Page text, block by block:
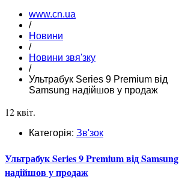
www.cn.ua
/
Новини
/
Новини звя'зку
/
Ультрабук Series 9 Premium від
Samsung надійшов у продаж
12 квіт.
Категорія: Зв'зок
Ультрабук Series 9 Premium від Samsung
надійшов у продаж